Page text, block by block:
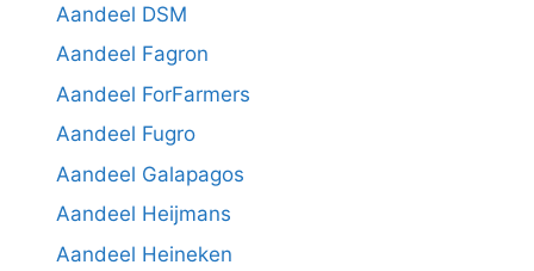
Aandeel DSM
Aandeel Fagron
Aandeel ForFarmers
Aandeel Fugro
Aandeel Galapagos
Aandeel Heijmans
Aandeel Heineken